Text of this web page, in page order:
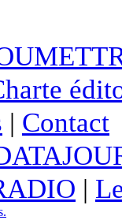
| Contact
|